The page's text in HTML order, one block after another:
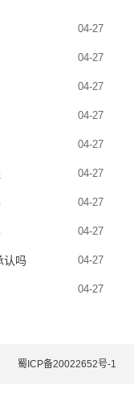
04-27
04-27
04-27
04-27
04-27
04-27
04-27
04-27
认吗 04-27
04-27
蜀ICP备20022652号-1